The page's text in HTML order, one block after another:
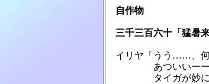
自作物
三千三百六十「猛暑来
イリヤ「うう……、何
あついいーー、
タイガが妙に元気